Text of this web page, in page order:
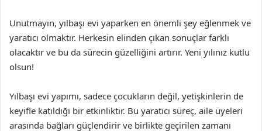
Unutmayın, yılbaşı evi yaparken en önemli şey eğlenmek ve
yaratıcı olmaktır. Herkesin elinden çıkan sonuçlar farklı
olacaktır ve bu da sürecin güzelliğini artırır. Yeni yılınız kutlu
olsun!
Yılbaşı evi yapımı, sadece çocukların değil, yetişkinlerin de
keyifle katıldığı bir etkinliktir. Bu yaratıcı süreç, aile üyeleri
arasında bağları güçlendirir ve birlikte geçirilen zamanı